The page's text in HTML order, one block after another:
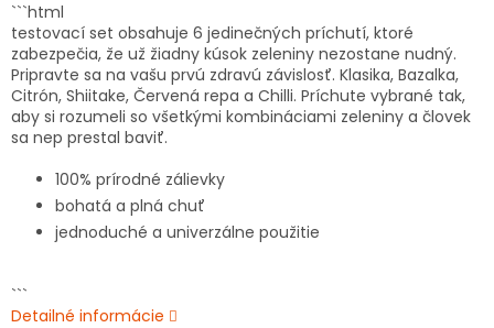
```html
testovací set obsahuje 6 jedinečných príchutí, ktoré
zabezpečia, že už žiadny kúsok zeleniny nezostane nudný.
Pripravte sa na vašu prvú zdravú závislosť. Klasika, Bazalka,
Citrón, Shiitake, Červená repa a Chilli. Príchute vybrané tak,
aby si rozumeli so všetkými kombináciami zeleniny a človek
sa nep prestal baviť.
100% prírodné zálievky
bohatá a plná chuť
jednoduché a univerzálne použitie
```
Detailné informácie